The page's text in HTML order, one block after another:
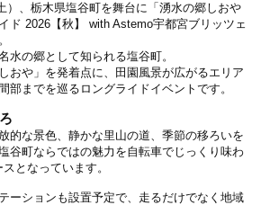
）、栃木県塩谷町を舞台に「湧水の郷しおや
ド 2026【秋】 with Astemo宇都宮ブリッツェ
水の郷として知られる塩谷町。
おや」を発着点に、田園風景が広がるエリア
部までを巡るロングライドイベントです。
的な景色、静かな里山の道、季節の移ろいを
谷町ならではの魅力を自転車でじっくり味わ
となっています。
ーションも設置予定で、走るだけでなく地域